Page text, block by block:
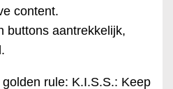
content.
buttons aantrekkelijk,
rule: K.I.S.S.: Keep